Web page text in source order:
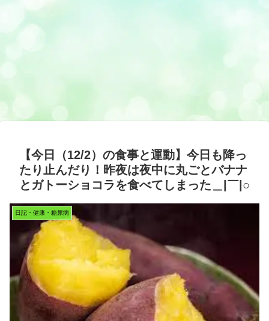
【今日（12/2）の食事と運動】今日も降っ
たり止んだり！昨夜は夜中に丸ごとバナナ
とガトーショコラを食べてしまった＿|￣|○
日記・健康・糖尿病